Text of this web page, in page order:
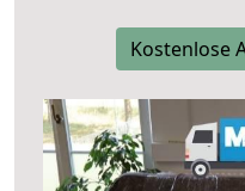
Kostenlose